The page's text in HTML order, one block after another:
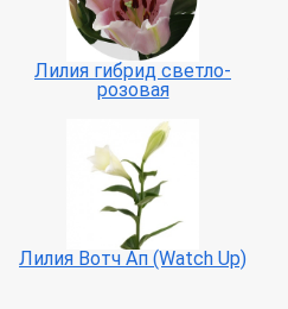
Лилия гибрид светло-
розовая
Лилия Вотч Ап (Watch Up)